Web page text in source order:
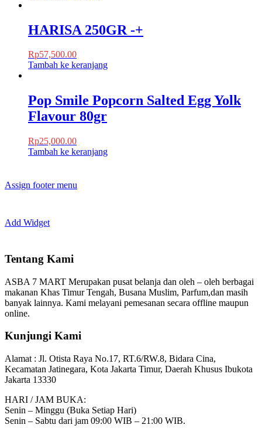
HARISA 250GR -+
Rp57,500.00
Tambah ke keranjang
Pop Smile Popcorn Salted Egg Yolk
Flavour 80gr
Rp25,000.00
Tambah ke keranjang
Assign footer menu
Add Widget
Tentang Kami
ASBA 7 MART Merupakan pusat belanja dan oleh – oleh berbagai
makanan Khas Timur Tengah, Busana Muslim, Parfum,dan masih
banyak lainnya. Kami melayani pemesanan secara offline maupun
online.
Kunjungi Kami
Alamat : Jl. Otista Raya No.17, RT.6/RW.8, Bidara Cina,
Kecamatan Jatinegara, Kota Jakarta Timur, Daerah Khusus Ibukota
Jakarta 13330
HARI / JAM BUKA:
Senin – Minggu (Buka Setiap Hari)
Senin – Sabtu dari jam 09:00 WIB – 21:00 WIB.